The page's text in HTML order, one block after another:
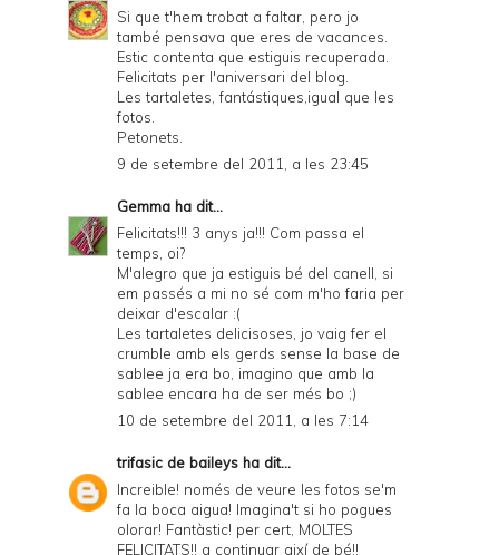
Si que t'hem trobat a faltar, pero jo
també pensava que eres de vacances.
Estic contenta que estiguis recuperada.
Felicitats per l'aniversari del blog.
Les tartaletes, fantástiques,igual que les
fotos.
Petonets.
9 de setembre del 2011, a les 23:45
Gemma ha dit...
Felicitats!!! 3 anys ja!!! Com passa el
temps, oi?
M'alegro que ja estiguis bé del canell, si
em passés a mi no sé com m'ho faria per
deixar d'escalar :(
Les tartaletes delicisoses, jo vaig fer el
crumble amb els gerds sense la base de
sablee ja era bo, imagino que amb la
sablee encara ha de ser més bo ;)
10 de setembre del 2011, a les 7:14
trifasic de baileys ha dit...
Increible! només de veure les fotos se'm
fa la boca aigua! Imagina't si ho pogues
olorar! Fantàstic! per cert, MOLTES
FELICITATS!! a continuar així de bé!!